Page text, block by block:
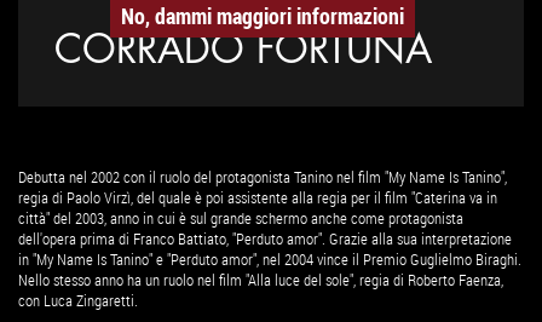
No, dammi maggiori informazioni
CORRADO FORTUNA
Debutta nel 2002 con il ruolo del protagonista Tanino nel film "My Name Is Tanino",
regia di Paolo Virzì, del quale è poi assistente alla regia per il film "Caterina va in
città" del 2003, anno in cui è sul grande schermo anche come protagonista
dell'opera prima di Franco Battiato, "Perduto amor". Grazie alla sua interpretazione
in "My Name Is Tanino" e "Perduto amor", nel 2004 vince il Premio Guglielmo Biraghi.
Nello stesso anno ha un ruolo nel film "Alla luce del sole", regia di Roberto Faenza,
con Luca Zingaretti.